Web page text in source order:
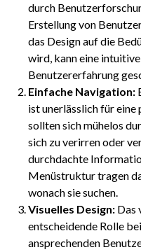
durch
Erstellung von
das Design auf die
wird, kann eine
Benutzererfahrung
Einfache Navigation:
ist unerlässlich für
sollten sich mühelos
sich zu verirren oder
durchdachte
Menüstruktur tragen
wonach sie suchen.
Visuelles Design: Das
entscheidende Rolle
ansprechenden